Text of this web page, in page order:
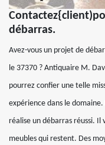
débarras.
Avez-vous un projet de
le 37370 ? Antiquaire M.
pourrez confier une telle
expérience dans le
réalise un débarras réussi. Il
meubles qui restent. Des